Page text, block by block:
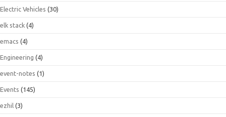
Electric Vehicles (30)
elk stack (4)
emacs (4)
Engineering (4)
event-notes (1)
Events (145)
ezhil (3)